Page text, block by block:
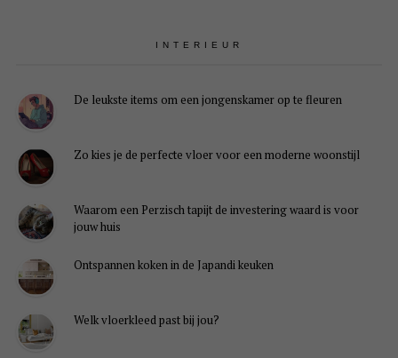
INTERIEUR
De leukste items om een jongenskamer op te fleuren
Zo kies je de perfecte vloer voor een moderne woonstijl
Waarom een Perzisch tapijt de investering waard is voor
jouw huis
Ontspannen koken in de Japandi keuken
Welk vloerkleed past bij jou?